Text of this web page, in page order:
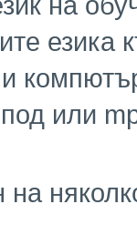
езика
или